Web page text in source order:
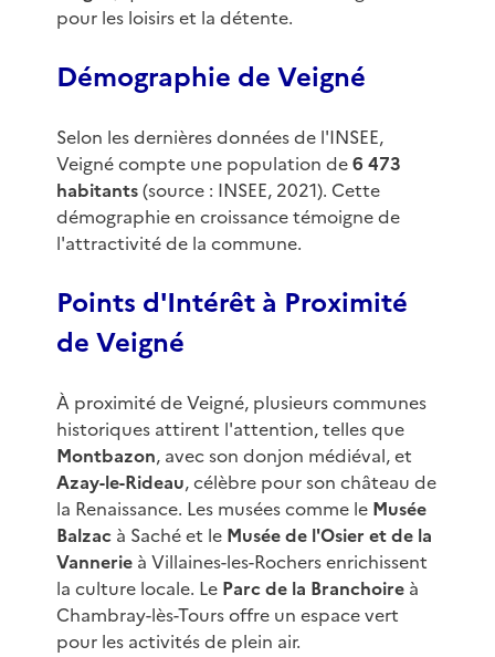
pour les loisirs et la détente.
Démographie de Veigné
Selon les dernières données de l'INSEE,
Veigné compte une population de6 473
habitants(source : INSEE, 2021). Cette
démographie en croissance témoigne de
l'attractivité de la commune.
Points d'Intérêt à Proximité
de Veigné
À proximité de Veigné, plusieurs communes
historiques attirent l'attention, telles que
Montbazon, avec son donjon médiéval, et
Azay-le-Rideau, célèbre pour son château de
la Renaissance. Les musées comme le Musée
Balzacà Saché et le Musée de l'Osier et de la
Vannerieà Villaines-les-Rochers enrichissent
la culture locale. Le Parc de la Branchoireà
Chambray-lès-Tours offre un espace vert
pour les activités de plein air.